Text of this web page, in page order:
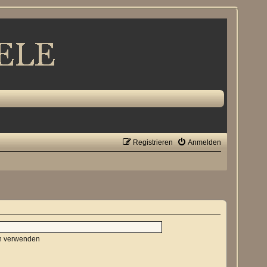
Anmelden
Registrieren
verwenden